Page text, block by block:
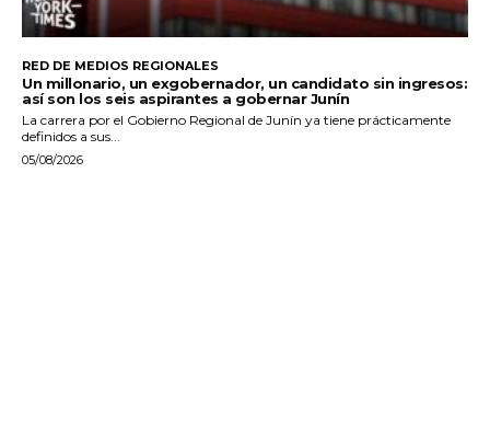
RED DE MEDIOS REGIONALES
Un millonario, un exgobernador, un candidato sin ingresos:
así son los seis aspirantes a gobernar Junín
La carrera por el Gobierno Regional de Junín ya tiene prácticamente
definidos a sus...
05/08/2026